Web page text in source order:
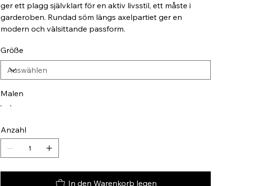
ger ett plagg självklart för en aktiv livsstil, ett måste i
garderoben. Rundad söm längs axelpartiet ger en
modern och välsittande passform.
Größe
Malen
Anzahl
In den Warenkorb legen